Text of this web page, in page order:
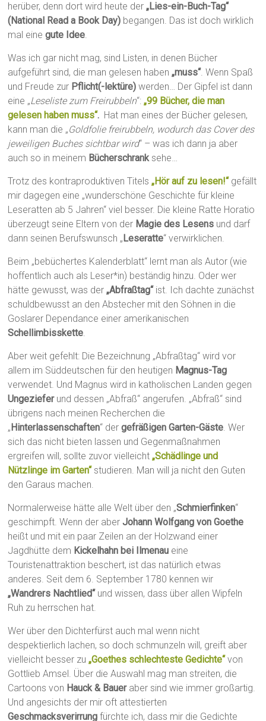
herüber, denn dort wird heute der„Lies-ein-Buch-Tag“
(National Read a Book Day) begangen. Das ist doch wirklich
mal einegute Idee.
Was ich gar nicht mag, sind Listen, in denen Bücher
aufgeführt sind, die man gelesen haben„muss“. Wenn Spaß
und Freude zur Pflicht(-lektüre) werden… Der Gipfel ist dann
eine „Leseliste zum Freirubbeln“:„99 Bücher, die man
gelesen haben muss“. Hat man eines der Bücher gelesen,
kann man die „Goldfolie freirubbeln, wodurch das Cover des
jeweiligen Buches sichtbar wird“ – was ich dann ja aber
auch so in meinem Bücherschranksehe…
Trotz des kontraproduktiven Titels„Hör auf zu lesen!“ gefällt
mir dagegen eine „wunderschöne Geschichte für kleine
Leseratten ab 5 Jahren“ viel besser. Die kleine Ratte Horatio
überzeugt seine Eltern von der Magie des Lesens und darf
dann seinen Berufswunsch „ Leseratte“ verwirklichen.
Beim „bebüchertes Kalenderblatt“ lernt man als Autor (wie
hoffentlich auch als Leser*in) beständig hinzu. Oder wer
hätte gewusst, was der„Abfraßtag“ ist. Ich dachte zunächst
schuldbewusst an den Abstecher mit den Söhnen in die
Goslarer Dependance einer amerikanischen
Schellimbisskette.
Aber weit gefehlt: Die Bezeichnung „Abfraßtag“ wird vor
allem im Süddeutschen für den heutigen Magnus-Tag
verwendet. Und Magnus wird in katholischen Landen gegen
Ungezieferund dessen „Abfraß“ angerufen. „Abfraß“ sind
übrigens nach meinen Recherchen die
„ Hinterlassenschaften“ dergefräßigen Garten-Gäste. Wer
sich das nicht bieten lassen und Gegenmaßnahmen
ergreifen will, sollte zuvor vielleicht„Schädlinge und
Nützlinge im Garten“ studieren. Man will ja nicht den Guten
den Garaus machen.
Normalerweise hätte alle Welt über den „Schmierfinken“
geschimpft. Wenn der aberJohann Wolfgang von Goethe
heißt und mit ein paar Zeilen an der Holzwand einer
Jagdhütte dem Kickelhahn bei Ilmenau eine
Touristenattraktion beschert, ist das natürlich etwas
anderes. Seit dem 6. September 1780 kennen wir
„Wandrers Nachtlied“ und wissen, dass über allen Wipfeln
Ruh zu herrschen hat.
Wer über den Dichterfürst auch mal wenn nicht
despektierlich lachen, so doch schmunzeln will, greift aber
vielleicht besser zu„Goethes schlechteste Gedichte“ von
Gottlieb Amsel. Über die Auswahl mag man streiten, die
Cartoons von Hauck & Baueraber sind wie immer großartig.
Und angesichts der mir oft attestierten
Geschmacksverirrung fürchte ich, dass mir die Gedichte